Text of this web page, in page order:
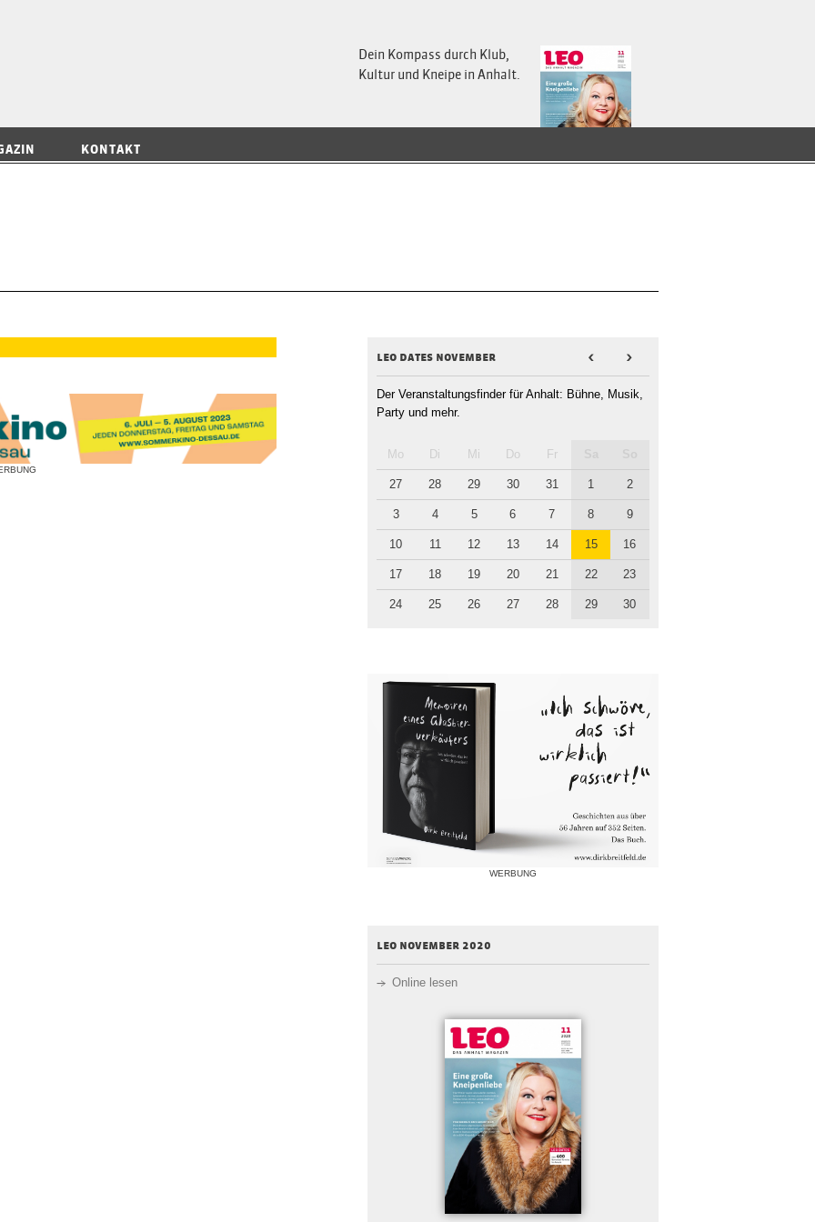
Dein Kompass durch Klub,
Kultur und Kneipe in Anhalt.
KONTAKT
leo dates november < >
Der Veranstaltungsfinder für Anhalt: Bühne, Musik,
Party und mehr.
Mo Di Mi Do Fr
27 28 29 30 31 1 2
3 4 5 6 7 8 9
10 11 12 13 14 15 16
17 18 19 20 21 22 23
24 25 26 27 28 29 30
WERBUNG
leo november 2020
Online lesen